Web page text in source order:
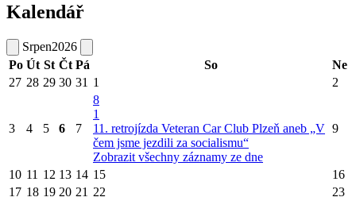
Kalendář
Srpen2026
Po Út St Čt Pá So
Ne
27 28 29 30 31 1 2
3 4 5 6 7
8
1
11. retrojízda Veteran Car Club Plzeň aneb „V
čem jsme jezdili za socialismu“
Zobrazit všechny záznamy ze dne
9
10 11 12 13 14 15
16
17 18 19 20 21 22 23